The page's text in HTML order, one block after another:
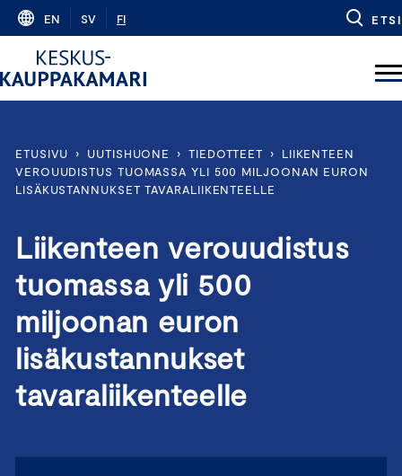
Skip
content
EN SV FI ETSI
ETUSIVU › UUTISHUONE › TIEDOTTEET ›
LIIKENTEEN
VEROUUDISTUS TUOMASSA YLI 500 MILJOONAN EURON
LISÄKUSTANNUKSET TAVARALIIKENTEELLE
Liikenteen verouudistus
tuomassa yli 500
miljoonan euron
lisäkustannukset
tavaraliikenteelle